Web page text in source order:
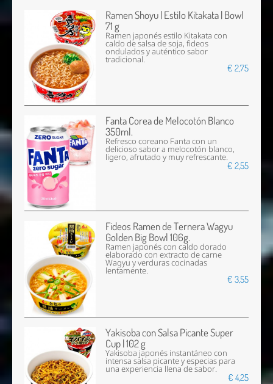
Ramen Shoyu | Estilo Kitakata | Bowl
71 g
Ramen japonés estilo Kitakata con
caldo de salsa de soja, fideos
ondulados y auténtico sabor
tradicional.
€ 2,75
Fanta Corea de Melocotón Blanco
350ml.
Refresco coreano Fanta con un
delicioso sabor a melocotón blanco,
ligero, afrutado y muy refrescante.
€ 2,55
Fideos Ramen de Ternera Wagyu
Golden Big Bowl 106g.
Ramen japonés con caldo dorado
elaborado con extracto de carne
Wagyu y verduras cocinadas
lentamente.
€ 3,55
Yakisoba con Salsa Picante Super
Cup | 102 g
Yakisoba japonés instantáneo con
intensa salsa picante y especias para
una experiencia llena de sabor.
€ 4,25